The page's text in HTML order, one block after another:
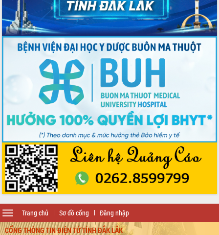
Trang chủ Sơ đồ cổng Đăng nhập
Toggle
navigation
CỔNG THÔNG TIN ĐIỆN TỬ TỈNH ĐẮK LẮK